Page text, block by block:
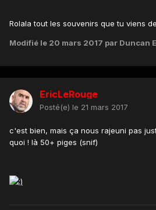
Rolala tout les souvenirs que tu viens
Modifié le 20 mars 2017 par Duncan
EricLeRouge
Posté(e) le 21 mars 2017
c'est bien, mais ça nous rajeuni pas
quoi ! là 50+ piges (snif)